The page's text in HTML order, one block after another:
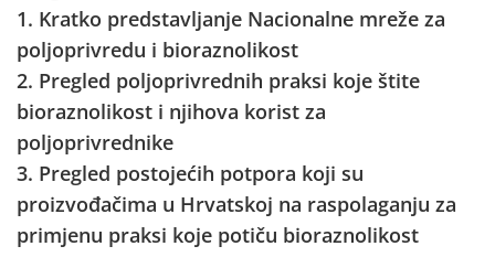
1. Kratko predstavljanje Nacionalne mreže za
poljoprivredu i bioraznolikost
2. Pregled poljoprivrednih praksi koje štite
bioraznolikost i njihova korist za
poljoprivrednike
3. Pregled postojećih potpora koji su
proizvođačima u Hrvatskoj na raspolaganju za
primjenu praksi koje potiču bioraznolikost